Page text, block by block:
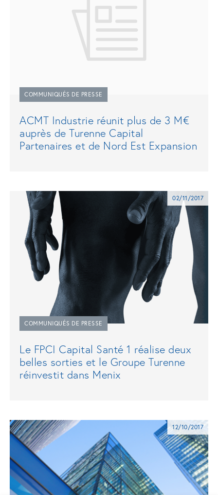
COMMUNIQUÉS DE PRESSE
ACMT Industrie réunit plus de 3 M€
auprès de Turenne Capital
Partenaires et de Nord Est Expansion
02/11/2017
COMMUNIQUÉS DE PRESSE
Le FPCI Capital Santé 1 réalise deux
belles sorties et le Groupe Turenne
réinvestit dans Menix
12/10/2017